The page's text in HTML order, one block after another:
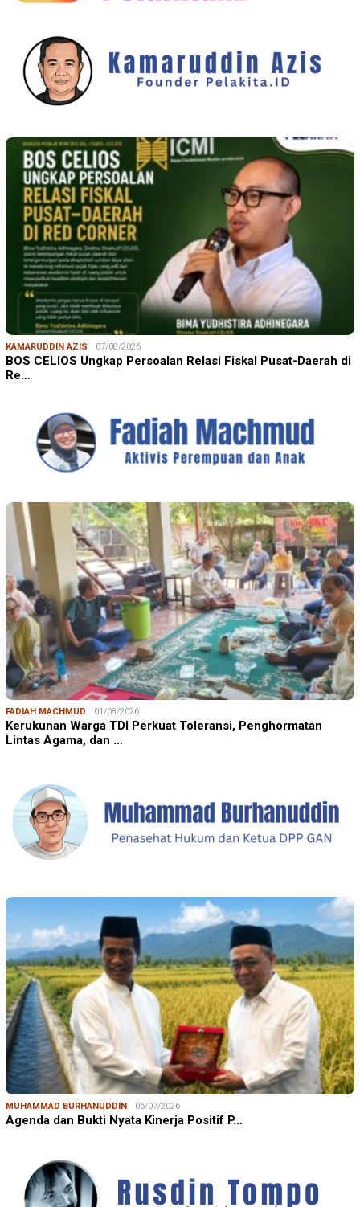
KAMARUDDIN AZIS 07/08/2026
BOS CELIOS Ungkap Persoalan Relasi Fiskal Pusat-Daerah di
Re…
FADIAH MACHMUD 01/08/2026
Kerukunan Warga TDI Perkuat Toleransi, Penghormatan
Lintas Agama, dan …
MUHAMMAD BURHANUDDIN 06/07/2026
Agenda dan Bukti Nyata Kinerja Positif P…